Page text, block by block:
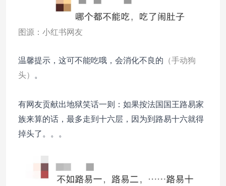
图源：小红书网友
温馨提示，这可不能吃哦，会消化不良的 （手动狗
头）
。
有网友贡献出地狱笑话一则：如果按法国国王路易家
族来算的话，最多走到十六层，因为到路易十六就得
掉头了。。。